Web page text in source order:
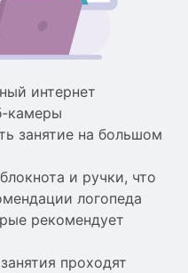
интернет
камеры
занятие на большом
и ручки, что
логопеда
рекомендует
проходят